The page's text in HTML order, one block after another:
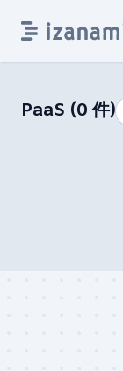
PaaS (0 件)